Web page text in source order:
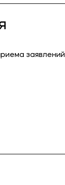
заявлений